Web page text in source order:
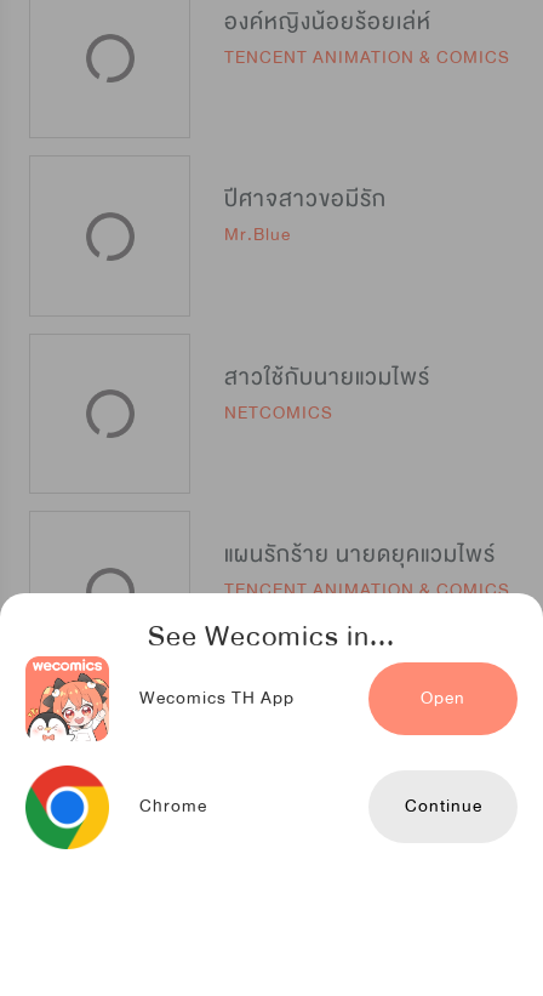
See Wecomics in...
Wecomics TH App Open
Chrome Continue
องค์หญิงน้อยร้อยเล่ห์
TENCENT ANIMATION & COMICS
ปีศาจสาวขอมีรัก
Mr.Blue
สาวใช้กับนายแวมไพร์
NETCOMICS
แผนรักร้าย นายดยุคแวมไพร์
TENCENT ANIMATION & COMICS
เจ้าชายแวมไพร์ที่รัก